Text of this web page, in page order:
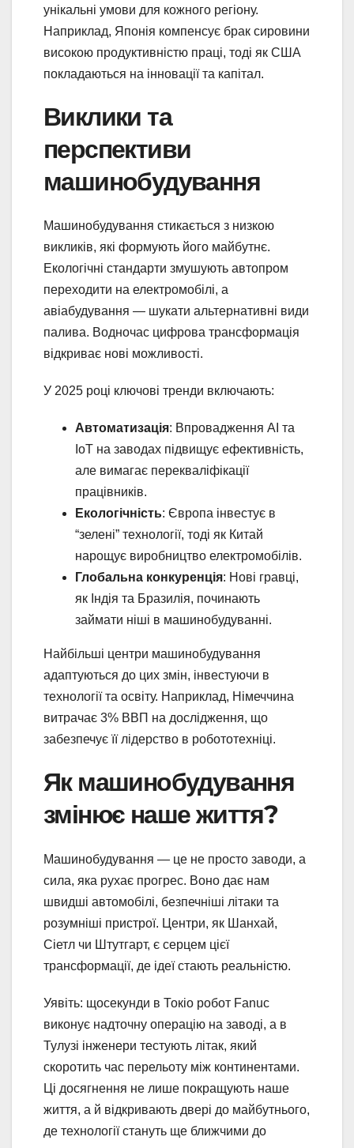
унікальні умови для кожного регіону.
Наприклад, Японія компенсує брак сировини
високою продуктивністю праці, тоді як США
покладаються на інновації та капітал.
Виклики та
перспективи
машинобудування
Машинобудування стикається з низкою
викликів, які формують його майбутнє.
Екологічні стандарти змушують автопром
переходити на електромобілі, а
авіабудування — шукати альтернативні види
палива. Водночас цифрова трансформація
відкриває нові можливості.
У 2025 році ключові тренди включають:
Автоматизація: Впровадження AI та
IoT на заводах підвищує ефективність,
але вимагає перекваліфікації
працівників.
Екологічність: Європа інвестує в
“зелені” технології, тоді як Китай
нарощує виробництво електромобілів.
Глобальна конкуренція: Нові гравці,
як Індія та Бразилія, починають
займати ніші в машинобудуванні.
Найбільші центри машинобудування
адаптуються до цих змін, інвестуючи в
технології та освіту. Наприклад, Німеччина
витрачає 3% ВВП на дослідження, що
забезпечує її лідерство в робототехніці.
Як машинобудування
змінює наше життя?
Машинобудування — це не просто заводи, а
сила, яка рухає прогрес. Воно дає нам
швидші автомобілі, безпечніші літаки та
розумніші пристрої. Центри, як Шанхай,
Сіетл чи Штутгарт, є серцем цієї
трансформації, де ідеї стають реальністю.
Уявіть: щосекунди в Токіо робот Fanuc
виконує надточну операцію на заводі, а в
Тулузі інженери тестують літак, який
скоротить час перельоту між континентами.
Ці досягнення не лише покращують наше
життя, а й відкривають двері до майбутнього,
де технології стануть ще ближчими до